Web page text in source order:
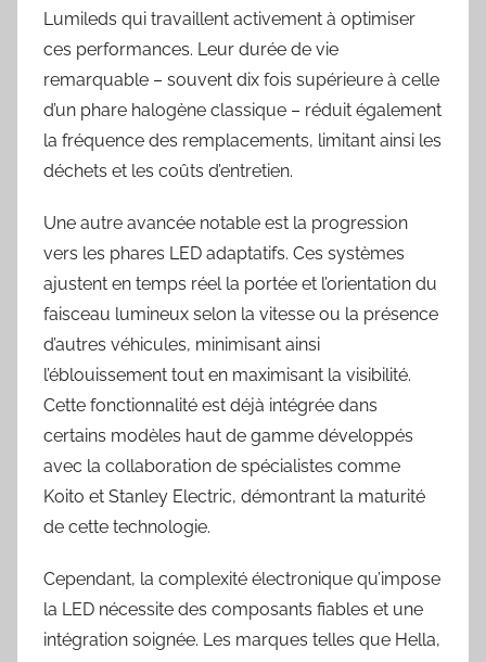
Lumileds qui travaillent activement à optimiser
ces performances. Leur durée de vie
remarquable – souvent dix fois supérieure à celle
d’un phare halogène classique – réduit également
la fréquence des remplacements, limitant ainsi les
déchets et les coûts d’entretien.
Une autre avancée notable est la progression
vers les phares LED adaptatifs. Ces systèmes
ajustent en temps réel la portée et l’orientation du
faisceau lumineux selon la vitesse ou la présence
d’autres véhicules, minimisant ainsi
l’éblouissement tout en maximisant la visibilité.
Cette fonctionnalité est déjà intégrée dans
certains modèles haut de gamme développés
avec la collaboration de spécialistes comme
Koito et Stanley Electric, démontrant la maturité
de cette technologie.
Cependant, la complexité électronique qu’impose
la LED nécessite des composants fiables et une
intégration soignée. Les marques telles que Hella,